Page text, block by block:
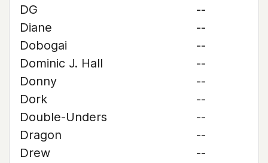
DG
--
Diane
--
Dobogai
--
Dominic J. Hall
--
Donny
--
Dork
--
Double-Unders
--
Dragon
--
Drew
--